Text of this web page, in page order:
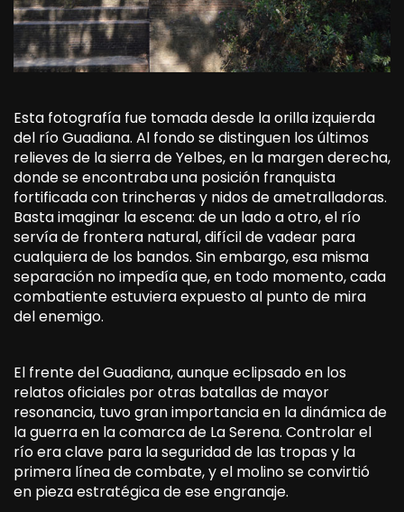
Esta fotografía fue tomada desde la orilla izquierda
del río Guadiana. Al fondo se distinguen los últimos
relieves de la sierra de Yelbes, en la margen derecha,
donde se encontraba una posición franquista
fortificada con trincheras y nidos de ametralladoras.
Basta imaginar la escena: de un lado a otro, el río
servía de frontera natural, difícil de vadear para
cualquiera de los bandos. Sin embargo, esa misma
separación no impedía que, en todo momento, cada
combatiente estuviera expuesto al punto de mira
del enemigo.
El frente del Guadiana, aunque eclipsado en los
relatos oficiales por otras batallas de mayor
resonancia, tuvo gran importancia en la dinámica de
la guerra en la comarca de La Serena. Controlar el
río era clave para la seguridad de las tropas y la
primera línea de combate, y el molino se convirtió
en pieza estratégica de ese engranaje.